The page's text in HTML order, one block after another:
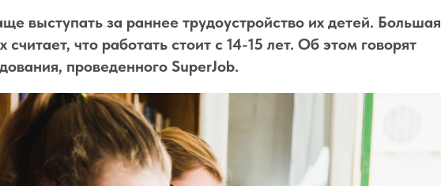
выступать за раннее трудоустройство их детей. Большая
что работать стоит с 14-15 лет. Об этом говорят
проведенного SuperJob.